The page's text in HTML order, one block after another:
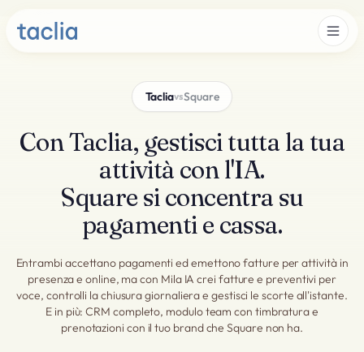
TacliavsSquare
Con Taclia, gestisci tutta la tua
attività con l'IA.
Square si concentra su
pagamenti e cassa.
Entrambi accettano pagamenti ed emettono fatture per attività in
presenza e online, ma con Mila IA crei fatture e preventivi per
voce, controlli la chiusura giornaliera e gestisci le scorte all'istante.
E in più: CRM completo, modulo team con timbratura e
prenotazioni con il tuo brand che Square non ha.